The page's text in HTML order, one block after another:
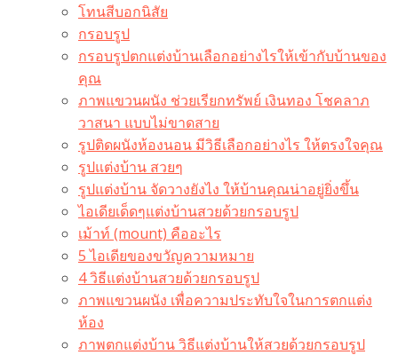
โทนสีบอกนิสัย
กรอบรูป
กรอบรูปตกแต่งบ้านเลือกอย่างไรให้เข้ากับบ้านของ
คุณ
ภาพแขวนผนัง ช่วยเรียกทรัพย์ เงินทอง โชคลาภ
วาสนา แบบไม่ขาดสาย
รูปติดผนังห้องนอน มีวิธีเลือกอย่างไร ให้ตรงใจคุณ
รูปแต่งบ้าน สวยๆ
รูปแต่งบ้าน จัดวางยังไง ให้บ้านคุณน่าอยู่ยิ่งขึ้น
ไอเดียเด็ดๆแต่งบ้านสวยด้วยกรอบรูป
เม้าท์ (mount) คืออะไร​
5 ไอเดียของขวัญความหมาย
4 วิธีแต่งบ้านสวยด้วยกรอบรูป
ภาพแขวนผนัง เพื่อความประทับใจในการตกแต่ง
ห้อง
ภาพตกแต่งบ้าน วิธีแต่งบ้านให้สวยด้วยกรอบรูป